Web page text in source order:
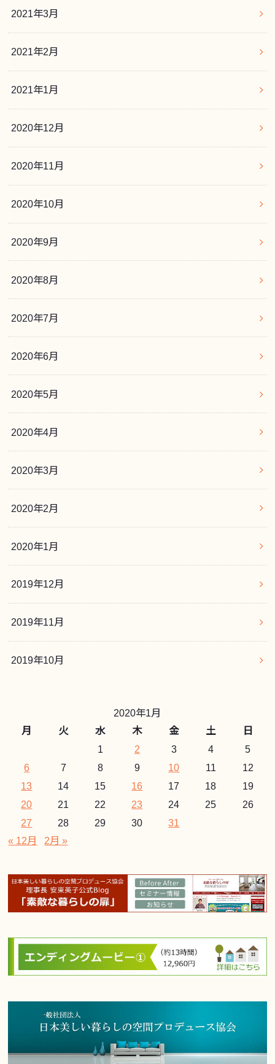
2021年3月
2021年2月
2021年1月
2020年12月
2020年11月
2020年10月
2020年9月
2020年8月
2020年7月
2020年6月
2020年5月
2020年4月
2020年3月
2020年2月
2020年1月
2019年12月
2019年11月
2019年10月
2020年1月
月
火 水 木 金 土
日
1
2 3 4
5
6
7 8 9 10 11
12
13
14 15 16 17 18
19
20
21 22 23 24 25
26
27
28 29 30
31
« 12月
2月 »